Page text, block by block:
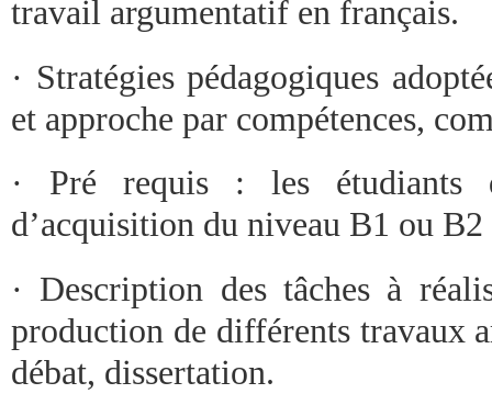
travail argumentatif en français.
· Stratégies pédagogiques
et approche par compétences,
· Pré requis : les étudiants
d’acquisition du niveau B1 ou
· Description des tâches à
production de différents travaux
débat, dissertation.